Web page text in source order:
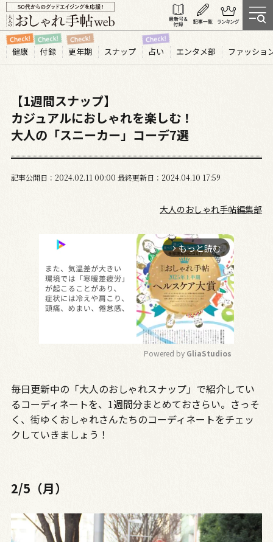
健康 付録 更年期 スナップ 占い エンタメ部 ファッショ
【1週間スナップ】
カジュアルにおしゃれを楽しむ！
大人の「スニーカー」コーデ7選
記事公開日 2024.02 11 00:00 最終更新日 2024.04.10 17:59
大人のおしゃれ手帖編集部
arrow_forward_ios もっと読む
t
Powered by GliaStudios
毎日更新中の「大人のおしゃれスナップ」で紹介してい
るコーディネートを、1週間分まとめておさらい。さっそ
く、街ゆくおしゃれさんたちのコーディネートをチェッ
クしていきましょう！
2/5（月）